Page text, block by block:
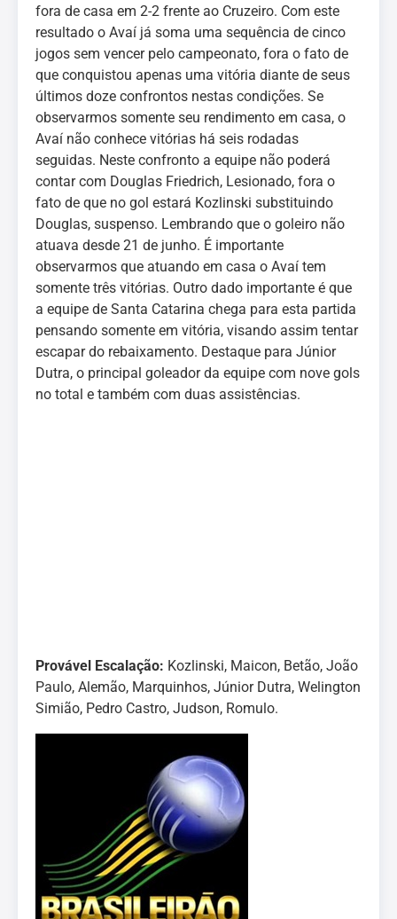
fora de casa em 2-2 frente ao Cruzeiro. Com este
resultado o Avaí já soma uma sequência de cinco
jogos sem vencer pelo campeonato, fora o fato de
que conquistou apenas uma vitória diante de seus
últimos doze confrontos nestas condições. Se
observarmos somente seu rendimento em casa, o
Avaí não conhece vitórias há seis rodadas
seguidas. Neste confronto a equipe não poderá
contar com Douglas Friedrich, Lesionado, fora o
fato de que no gol estará Kozlinski substituindo
Douglas, suspenso. Lembrando que o goleiro não
atuava desde 21 de junho. É importante
observarmos que atuando em casa o Avaí tem
somente três vitórias. Outro dado importante é que
a equipe de Santa Catarina chega para esta partida
pensando somente em vitória, visando assim tentar
escapar do rebaixamento. Destaque para Júnior
Dutra, o principal goleador da equipe com nove gols
no total e também com duas assistências.
Provável Escalação: Kozlinski, Maicon, Betão, João
Paulo, Alemão, Marquinhos, Júnior Dutra, Welington
Simião, Pedro Castro, Judson, Romulo.